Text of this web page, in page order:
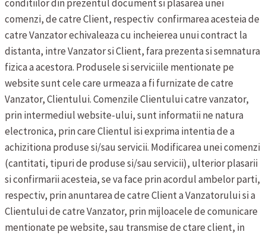
conditiilor din prezentul document si plasarea unei
comenzi, de catre Client, respectiv confirmarea acesteia de
catre Vanzator echivaleaza cu incheierea unui contract la
distanta, intre Vanzator si Client, fara prezenta si semnatura
fizica a acestora. Produsele si serviciile mentionate pe
website sunt cele care urmeaza a fi furnizate de catre
Vanzator, Clientului. Comenzile Clientului catre vanzator,
prin intermediul website-ului, sunt informatii ne natura
electronica, prin care Clientul isi exprima intentia de a
achizitiona produse si/sau servicii. Modificarea unei comenzi
(cantitati, tipuri de produse si/sau servicii), ulterior plasarii
si confirmarii acesteia, se va face prin acordul ambelor parti,
respectiv, prin anuntarea de catre Client a Vanzatorului si a
Clientului de catre Vanzator, prin mijloacele de comunicare
mentionate pe website, sau transmise de ctare client, in